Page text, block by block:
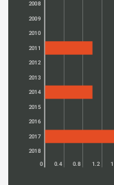
2008
2009
2010
2011
2012
2013
2014
2015
2016
2017
2018
0 0.4 0.8 1.2